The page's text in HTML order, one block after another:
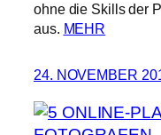
ohne die Skills der
aus. MEHR
24. NOVEMBER